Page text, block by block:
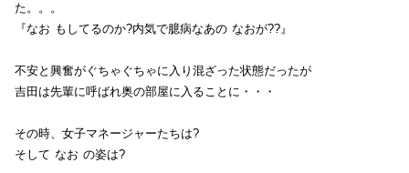
た。。。
『なお もしてるのか?内気で臆病なあの なおが??』
不安と興奮がぐちゃぐちゃに入り混ざった状態だったが
吉田は先輩に呼ばれ奥の部屋に入ることに・・・
その時、女子マネージャーたちは?
そして なお の姿は?